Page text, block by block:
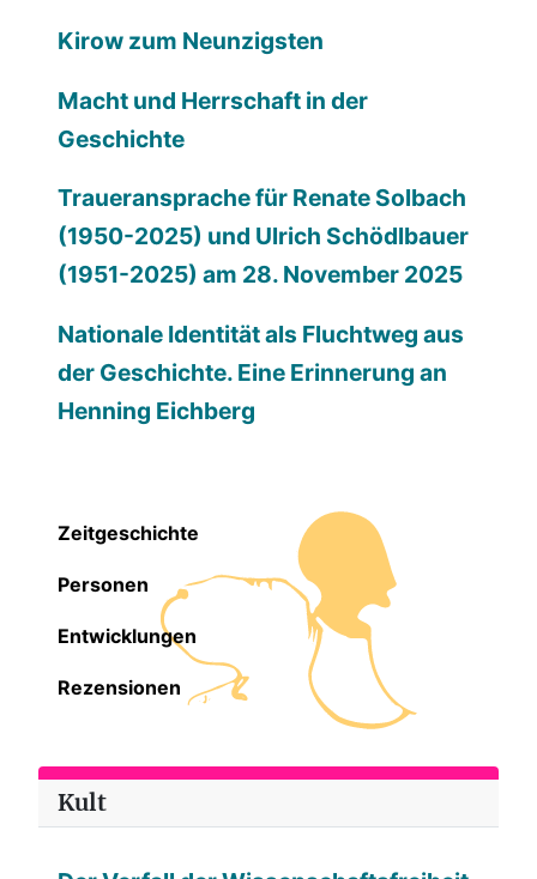
Kirow zum Neunzigsten
Macht und Herrschaft in der
Geschichte
Traueransprache für Renate Solbach
(1950-2025) und Ulrich Schödlbauer
(1951-2025) am 28. November 2025
Nationale Identität als Fluchtweg aus
der Geschichte. Eine Erinnerung an
Henning Eichberg
Zeitgeschichte
Personen
Entwicklungen
Rezensionen
Kult